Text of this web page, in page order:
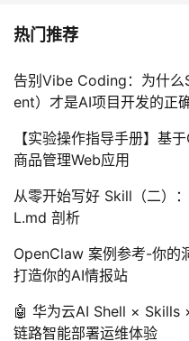
热门推荐
告别Vibe Coding：为什
ent）才是AI项目开发的正
【实验操作指导手册】基
商品管理Web应用
从零开始写好 Skill（二）
L.md 剖析
OpenClaw 案例参考-你的
打造你的AI情报站
🤖 华为云AI Shell × Skills
链路智能部署运维体验